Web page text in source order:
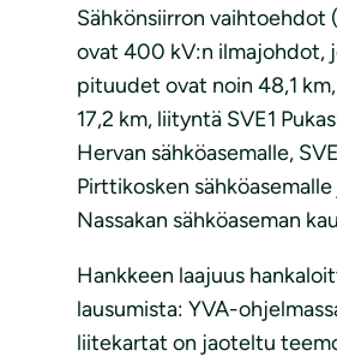
Sähkönsiirron vaihtoehdot
ovat 400 kV:n ilmajohdot,
pituudet ovat noin 48,1
17,2 km, liityntä SVE1
Hervan sähköasemalle,
Pirttikosken sähköasemalle
Nassakan sähköaseman
Hankkeen laajuus
lausumista: YVA-
liitekartat on jaoteltu